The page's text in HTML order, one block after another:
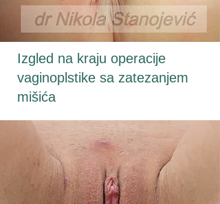
Izgled na kraju operacije
vaginoplstike sa zatezanjem
mišića